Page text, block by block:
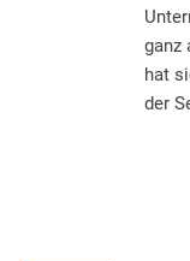
ganz
hat
der